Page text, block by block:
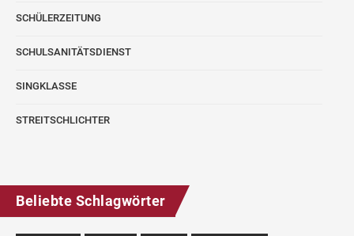
SCHÜLERZEITUNG
SCHULSANITÄTSDIENST
SINGKLASSE
STREITSCHLICHTER
Beliebte Schlagwörter